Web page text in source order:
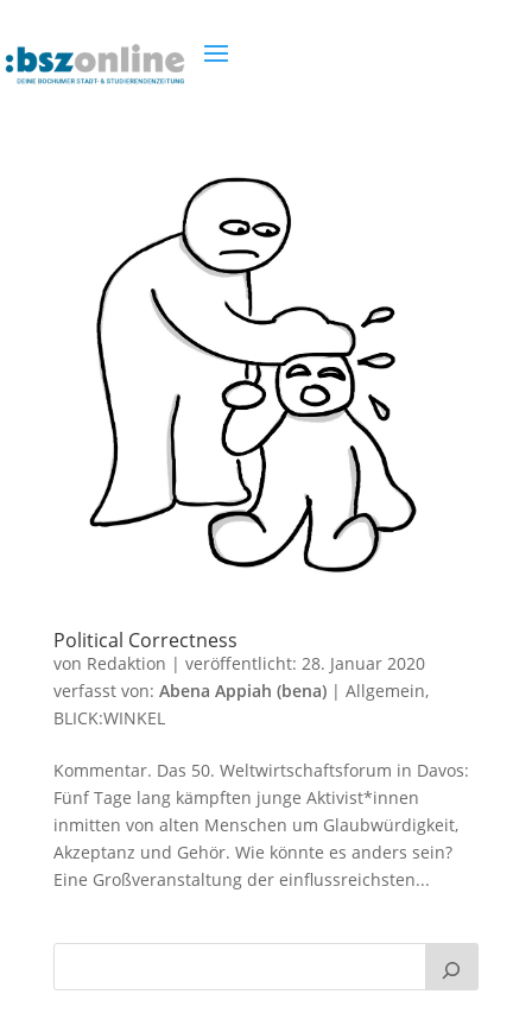
Political Correctness
von Redaktion | veröffentlicht: 28. Januar 2020
verfasst von: Abena Appiah (bena)| Allgemein,
BLICK:WINKEL
Kommentar. Das 50. Weltwirtschaftsforum in Davos:
Fünf Tage lang kämpften junge Aktivist*innen
inmitten von alten Menschen um Glaubwürdigkeit,
Akzeptanz und Gehör. Wie könnte es anders sein?
Eine Großveranstaltung der einflussreichsten...